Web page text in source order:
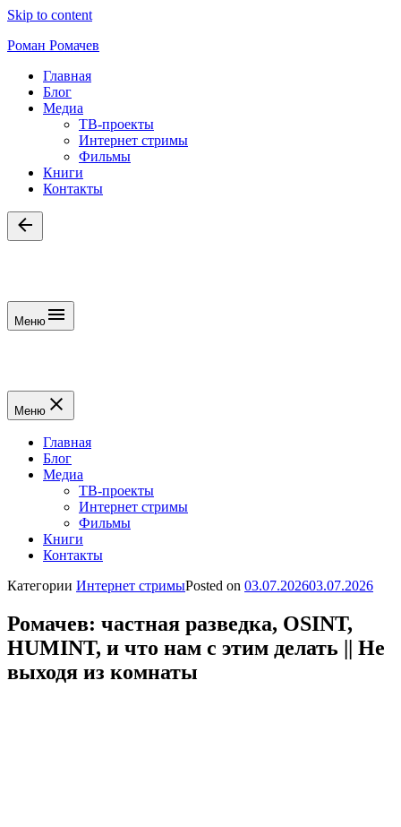
Skip to content
Роман Ромачев
Главная
Блог
Медиа
ТВ-проекты
Интернет стримы
Фильмы
Книги
Контакты
Меню
Меню
Главная
Блог
Медиа
ТВ-проекты
Интернет стримы
Фильмы
Книги
Контакты
Категории Интернет стримыPosted on 03.07.202603.07.2026
Ромачев: частная разведка, OSINT,
HUMINT, и что нам с этим делать || Не
выходя из комнаты